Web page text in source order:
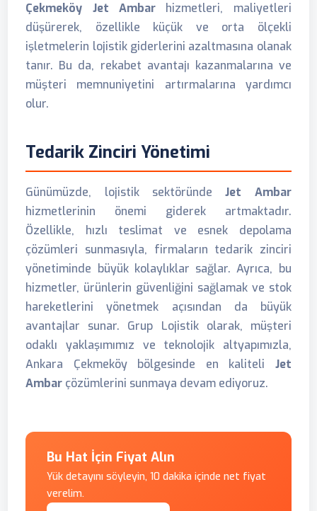
Çekmeköy Jet Ambar hizmetleri, maliyetleri
düşürerek, özellikle küçük ve orta ölçekli
işletmelerin lojistik giderlerini azaltmasına olanak
tanır. Bu da, rekabet avantajı kazanmalarına ve
müşteri memnuniyetini artırmalarına yardımcı
olur.
Tedarik Zinciri Yönetimi
Günümüzde, lojistik sektöründeJet Ambar
hizmetlerinin önemi giderek artmaktadır.
Özellikle, hızlı teslimat ve esnek depolama
çözümleri sunmasıyla, firmaların tedarik zinciri
yönetiminde büyük kolaylıklar sağlar. Ayrıca, bu
hizmetler, ürünlerin güvenliğini sağlamak ve stok
hareketlerini yönetmek açısından da büyük
avantajlar sunar. Grup Lojistik olarak, müşteri
odaklı yaklaşımımız ve teknolojik altyapımızla,
Ankara Çekmeköy bölgesinde en kaliteli Jet
Ambar çözümlerini sunmaya devam ediyoruz.
Bu Hat İçin Fiyat Alın
Yük detayını söyleyin, 10 dakika içinde net fiyat
verelim.